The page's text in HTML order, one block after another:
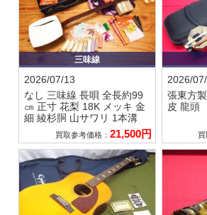
三味線
2026/07/13
なし 三味線 長唄 全長約99
㎝ 正寸 花梨 18K メッキ 金
細 綾杉胴 山サワリ 1本溝
買取参考価格： 21,500円
2026/
張東方製
皮 龍頭